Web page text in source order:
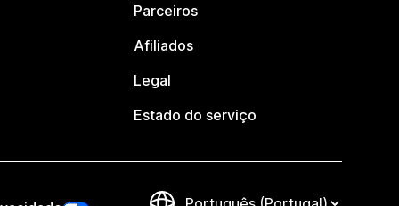
Parceiros
Afiliados
Legal
Estado do serviço